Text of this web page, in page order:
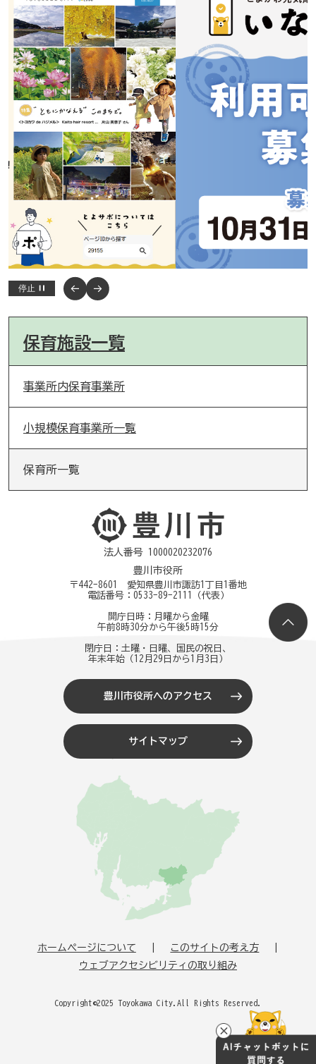
停止
保育施設一覧
事業所内保育事業所
小規模保育事業所一覧
保育所一覧
法人番号 1000020232076
豊川市役所
〒442-8601 愛知県豊川市諏訪1丁目1番地
電話番号： 0533-89-2111 （代表）
開庁日時：月曜から金曜
午前8時30分から午後5時15分
閉庁日：土曜・日曜、国民の祝日、
年末年始（12月29日から1月3日）
豊川市役所へのアクセス
サイトマップ
ホームページについて
このサイトの考え方
ウェブアクセシビリティの取り組み
Copyright©2025 Toyokawa City.All Rights Reserved.